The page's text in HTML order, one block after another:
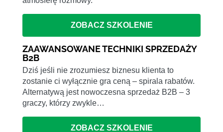
ZOBACZ SZKOLENIE
ZAAWANSOWANE TECHNIKI SPRZEDAŻY
B2B
Dziś jeśli nie zrozumiesz biznesu klienta to
zostanie ci wyłącznie gra ceną – spirala rabatów.
Alternatywą jest nowoczesna sprzedaż B2B – 3
graczy, którzy zwykle…
ZOBACZ SZKOLENIE